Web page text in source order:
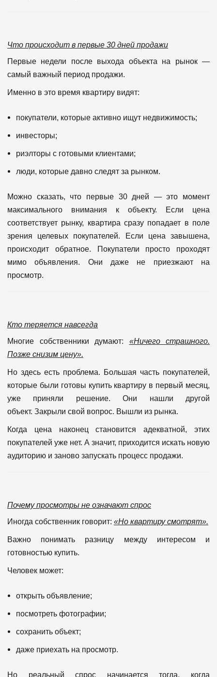
Что происходит в первые 30 дней продажи
Первые недели после выхода объекта на рынок —
самый важный период продажи.
Именно в это время квартиру видят:
покупатели, которые активно ищут недвижимость;
инвесторы;
риэлторы с готовыми клиентами;
люди, которые давно следят за рынком.
Можно сказать, что первые 30 дней — это момент
максимального внимания к объекту.
Если цена
соответствует рынку, квартира сразу попадает в поле
зрения целевых покупателей.
Если цена завышена,
происходит обратное.
Покупатели просто проходят
мимо объявления. Они даже не приезжают на
просмотр.
Кто теряется навсегда
Многие собственники думают: «Ничего страшного.
Позже снизим цену».
Но здесь есть проблема. Большая часть покупателей,
которые были готовы купить квартиру в первый месяц,
уже приняли решение.Они нашли другой
объект. Закрыли свой вопрос. Вышли из рынка.
Когда цена наконец становится адекватной, этих
покупателей уже нет. А значит, приходится искать новую
аудиторию и заново запускать процесс продажи.
Почему просмотры не означают спрос
Иногда собственник говорит: «Но квартиру смотрят».
Важно понимать разницу между интересом и
готовностью купить.
Человек может:
открыть объявление;
посмотреть фотографии;
сохранить объект;
даже приехать на просмотр.
Но реальный спрос начинается тогда, когда